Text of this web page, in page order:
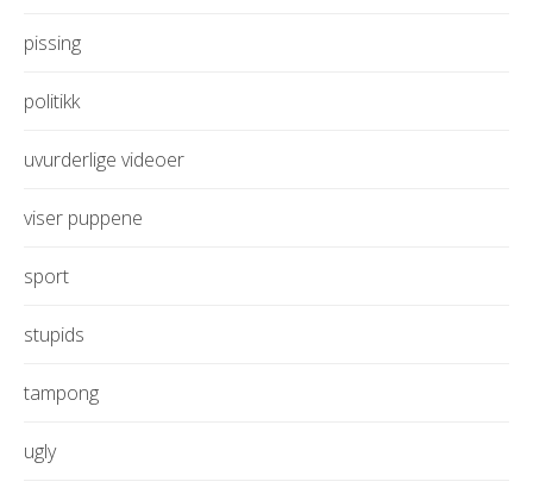
pissing
politikk
uvurderlige videoer
viser puppene
sport
stupids
tampong
ugly